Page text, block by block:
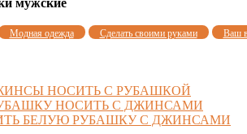
мужские
Модная одежда Сделать своими руками Ваш
НОСИТЬ С РУБАШКОЙ
НОСИТЬ С ДЖИНСАМИ
БЕЛУЮ РУБАШКУ С ДЖИНСАМИ